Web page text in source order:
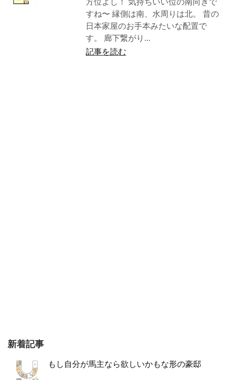
方位よし！ 気持ちいい位の南向きで
すね〜 縁側は南、水周りは北。 昔の
日本家屋のお手本みたいな配置で
す。 廊下繋がり...
記事を読む
新着記事
もし自分が馬主なら欲しいかもな形の豪邸